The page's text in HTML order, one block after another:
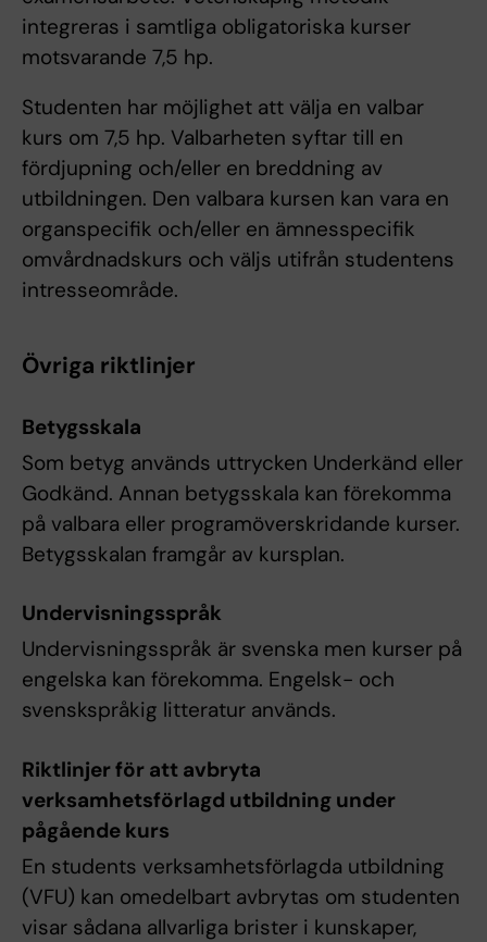
integreras i samtliga obligatoriska kurser
motsvarande 7,5 hp.
Studenten har möjlighet att välja en valbar
kurs om 7,5 hp. Valbarheten syftar till en
fördjupning och/eller en breddning av
utbildningen. Den valbara kursen kan vara en
organspecifik och/eller en ämnesspecifik
omvårdnadskurs och väljs utifrån studentens
intresseområde.
Övriga riktlinjer
Betygsskala
Som betyg används uttrycken Underkänd eller
Godkänd. Annan betygsskala kan förekomma
på valbara eller programöverskridande kurser.
Betygsskalan framgår av kursplan.
Undervisningsspråk
Undervisningsspråk är svenska men kurser på
engelska kan förekomma. Engelsk- och
svenskspråkig litteratur används.
Riktlinjer för att avbryta
verksamhetsförlagd utbildning under
pågående kurs
En students verksamhetsförlagda utbildning
(VFU) kan omedelbart avbrytas om studenten
visar sådana allvarliga brister i kunskaper,